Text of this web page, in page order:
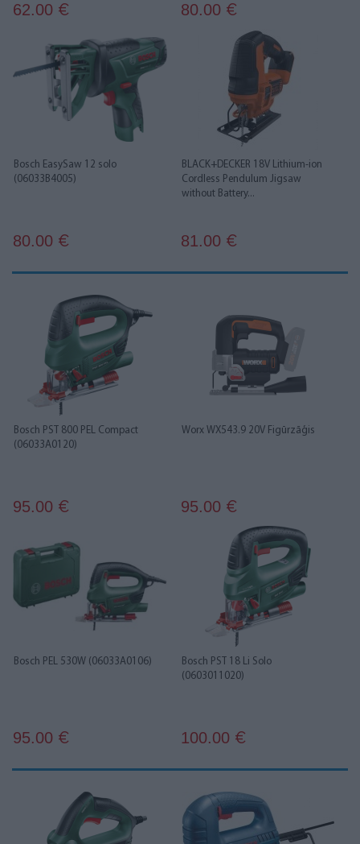
62.00 € 80.00 €
Bosch EasySaw 12 solo
(06033B4005)
80.00 €
BLACK+DECKER 18V Lithium-ion
Cordless Pendulum Jigsaw
without Battery...
81.00 €
Bosch PST 800 PEL Compact
(06033A0120)
95.00 €
Worx WX543.9 20V Figūrzāģis
95.00 €
Bosch PEL 530W (06033A0106)
95.00 €
Bosch PST 18 Li Solo
(0603011020)
100.00 €